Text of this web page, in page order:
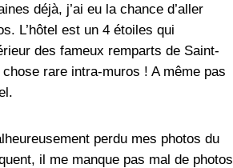
déjà, j’ai eu la chance d’aller
L’hôtel est un 4 étoiles qui
des fameux remparts de Saint-
rare intra-muros ! A même pas
perdu mes photos du
il me manque pas mal de photos